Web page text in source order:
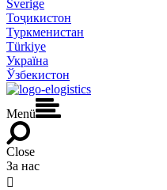
Sverige
Тоҷикистон
Туркменистан
Türkiye
Україна
Ўзбекистон
Menü
Close
За нас
